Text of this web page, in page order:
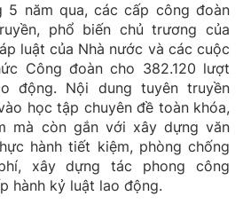
5 năm qua, các cấp công đoàn
phổ biến chủ trương của
luật của Nhà nước và các cuộc
Công đoàn cho 382.120 lượt
động. Nội dung tuyên truyền
học tập chuyên đề toàn khóa,
mà còn gắn với xây dựng văn
hành tiết kiệm, phòng chống
xây dựng tác phong công
hành kỷ luật lao động.